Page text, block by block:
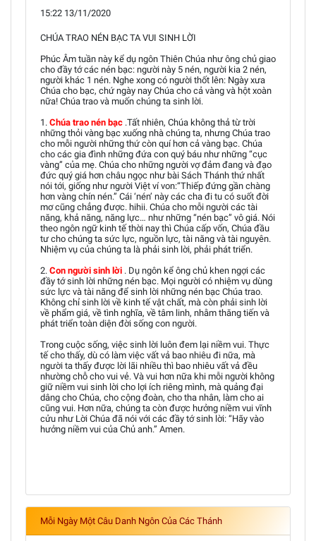
15:22 13/11/2020
CHÚA TRAO NÉN BẠC TA VUI SINH LỜI
Phúc Âm tuần này kể dụ ngôn Thiên Chúa như ông chủ giao
cho đầy tớ các nén bạc: người này 5 nén, người kia 2 nén,
người khác 1 nén. Nghe xong có người thốt lên: Ngày xưa
Chúa cho bạc, chứ ngày nay Chúa cho cả vàng và hột xoàn
nữa! Chúa trao và muốn chúng ta sinh lời.
1. Chúa trao nén bạc .Tất nhiên, Chúa không thả từ trời
những thỏi vàng bạc xuống nhà chúng ta, nhưng Chúa trao
cho mỗi người những thứ còn quí hơn cả vàng bạc. Chúa
cho các gia đình những đứa con quý báu như những “cục
vàng” của mẹ. Chúa cho những người vợ đảm đang và đạo
đức quý giá hơn châu ngọc như bài Sách Thánh thứ nhất
nói tới, giống như người Việt ví von:“Thiếp đứng gần chàng
hơn vàng chín nén.” Cái ‘nén’ này các cha đi tu có suốt đời
mơ cũng chẳng được. hihii. Chúa cho mỗi người các tài
năng, khả năng, năng lực… như những “nén bạc” vô giá. Nói
theo ngôn ngữ kinh tế thời nay thì Chúa cấp vốn, Chúa đầu
tư cho chúng ta sức lực, nguồn lực, tài năng và tài nguyên.
Nhiệm vụ của chúng ta là phải sinh lời, phải phát triển.
2. Con người sinh lời . Dụ ngôn kể ông chủ khen ngợi các
đầy tớ sinh lời những nén bạc. Mọi người có nhiệm vụ dùng
sức lực và tài năng để sinh lời những nén bạc Chúa trao.
Không chỉ sinh lời về kinh tế vật chất, mà còn phải sinh lời
về phẩm giá, về tình nghĩa, về tâm linh, nhằm thăng tiến và
phát triển toàn diện đời sống con người.
Trong cuộc sống, việc sinh lời luôn đem lại niềm vui. Thực
tế cho thấy, dù có làm việc vất vả bao nhiêu đi nữa, mà
người ta thấy được lời lãi nhiều thì bao nhiêu vất vả đều
nhường chỗ cho vui vẻ. Và vui hơn nữa khi mỗi người không
giữ niềm vui sinh lời cho lợi ích riêng mình, mà quảng đại
dâng cho Chúa, cho cộng đoàn, cho tha nhân, làm cho ai
cũng vui. Hơn nữa, chúng ta còn được hưởng niềm vui vĩnh
cửu như Lời Chúa đã nói với các đầy tớ sinh lời: “Hãy vào
hưởng niềm vui của Chủ anh.” Amen.
Mỗi Ngày Một Câu Danh Ngôn Của Các Thánh